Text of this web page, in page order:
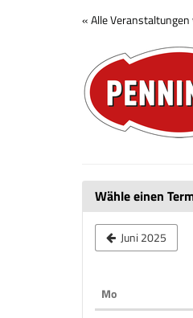
« Alle
Tour
Wähle einen
Juni 2025
MoMontag